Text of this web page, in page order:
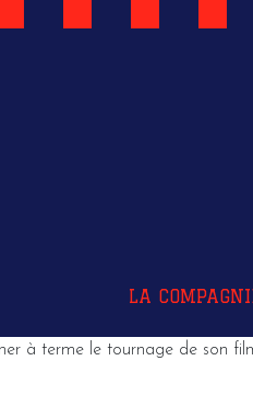
LA
terme le tournage de son